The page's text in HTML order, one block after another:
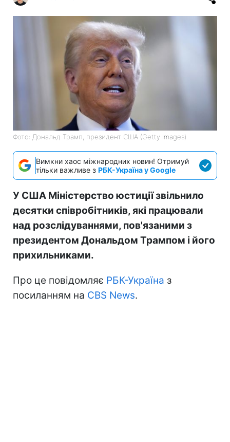
Фото: Дональд Трамп, президент США (Getty Images)
Вимкни хаос міжнародних новин! Отримуй
тільки важливе з РБК-Україна у Google
У США Міністерство юстиції звільнило
десятки співробітників, які працювали
над розслідуваннями, пов'язаними з
президентом Дональдом Трампом і його
прихильниками.
Про це повідомляє РБК-Україна з
посиланням на CBS News.